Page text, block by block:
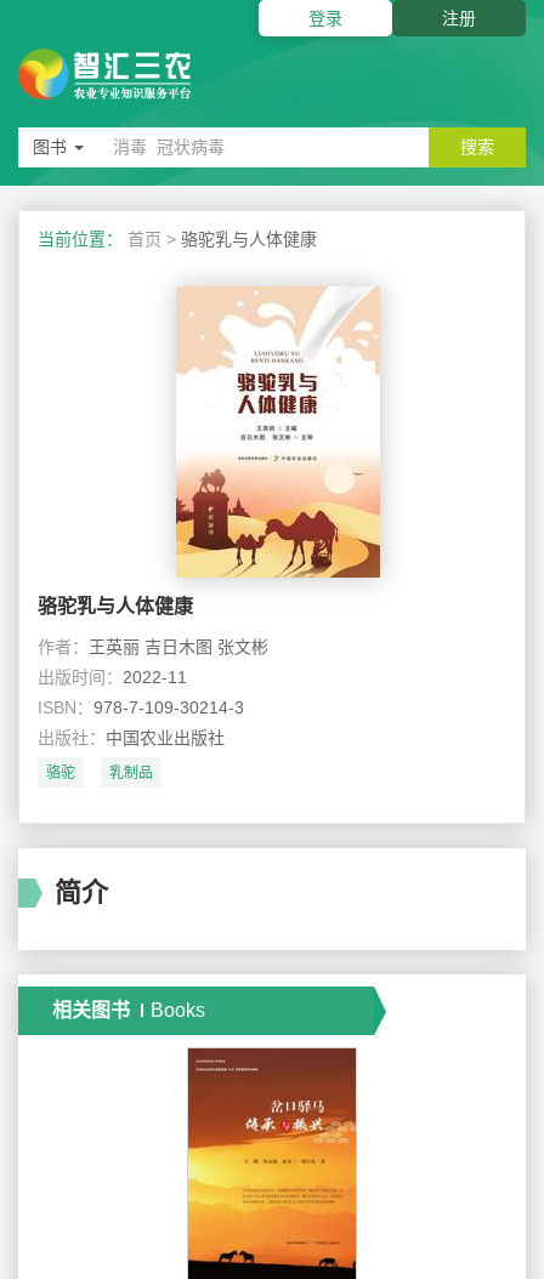
登录 注册
图书 搜索
当前位置： 首页 > 骆驼乳与人体健康
骆驼乳与人体健康
作者： 王英丽 吉日木图 张文彬
出版时间： 2022-11
ISBN： 978-7-109-30214-3
出版社： 中国农业出版社
骆驼 乳制品
简介
相关图书 Books